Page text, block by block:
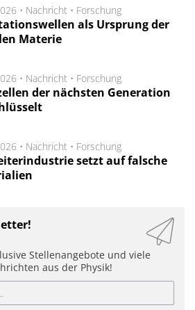
• Nachricht • Forschung
als Ursprung der
Materie
• Nachricht • Forschung
der nächsten Generation
• Nachricht • Forschung
setzt auf falsche
Stellenangebote und viele
aus der Physik!